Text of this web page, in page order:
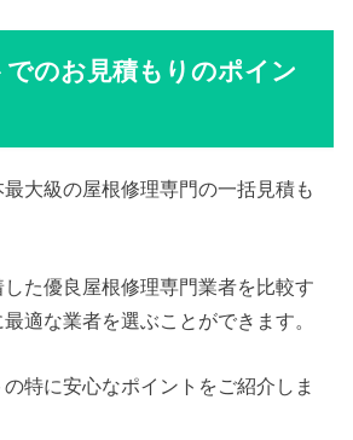
のお見積もりのポイン
大級の屋根修理専門の一括見積も
た優良屋根修理専門業者を比較す
適な業者を選ぶことができます。
特に安心なポイントをご紹介しま